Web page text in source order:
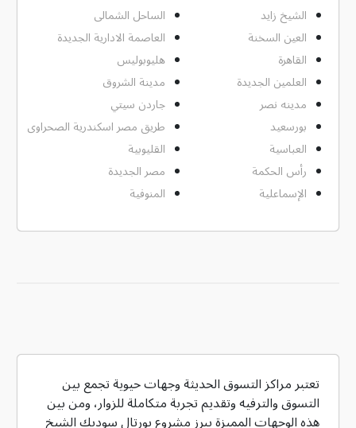
الشيخ زايد
الساحل الشمالى
العين السخنة
العاصمة الادارية الجديدة
القاهرة
هليوبوليس
العلمين الجديدة
مدينة الشروق
مدينه نصر
جاردن سيتي
بورسعيد
طريق مصر اسكندرية الصحراوى
العباسية
القليوبية
رأس الحكمة
مصر الجديدة
الإسماعلية
المنوفية
تعتبر مراكز التسوق الحديثة وجهات حيوية تجمع بين
التسوق والترفيه وتقديم تجربة متكاملة للزوار، ومن بين
هذه الوجهات المميزة يبرز مشروع بورتال سوديك الشيخ